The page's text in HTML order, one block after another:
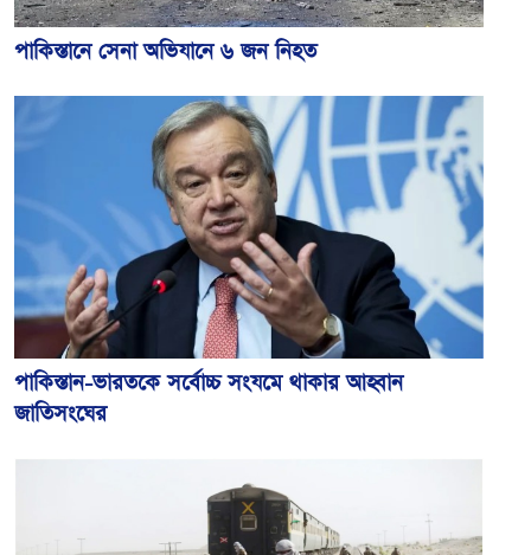
পাকিস্তানে সেনা অভিযানে ৬ জন নিহত
পাকিস্তান-ভারতকে সর্বোচ্চ সংযমে থাকার আহ্বান
জাতিসংঘের